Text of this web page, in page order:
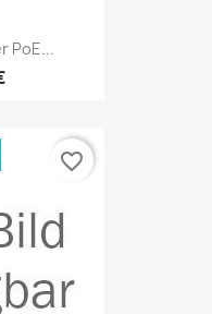
PoE...
favorite_border